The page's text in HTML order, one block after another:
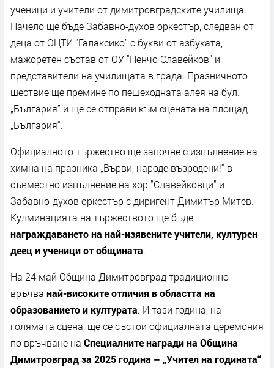
ученици и учители от димитровградските училища.
Начело ще бъде Забавно-духов оркестър, следван от
деца от ОЦТИ "Галаксико" с букви от азбуката,
мажоретен състав от ОУ "Пенчо Славейков" и
представители на училищата в града. Празничното
шествие ще премине по пешеходната алея на бул.
„България” и ще се отправи към сцената на площад
„България“.
Официалното тържество ще започне с изпълнение на
химна на празника „Върви, народе възродени!“ в
съвместно изпълнение на хор "Славейковци" и
Забавно-духов оркестър с диригент Димитър Митев.
Кулминацията на тържеството ще бъде
награждаването на най-изявените учители, културен
деец и ученици от общината.
На 24 май Община Димитровград традиционно
връчва най-високите отличия в областта на
образованието и културата. И тази година, на
голямата сцена, ще се състои официалната церемония
по връчване на Специалните награди на Община
Димитровград за 2025 година – „Учител на годината“